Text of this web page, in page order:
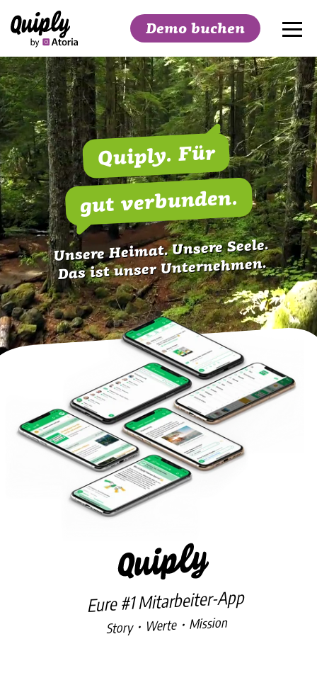
Demo buchen
Suchen
Quiply. Für
gut verbunden.
Unsere Heimat. Unsere Seele.
Das ist unser Unternehmen.
Eure #1 Mitarbeiter-App
Story・Werte・Mission